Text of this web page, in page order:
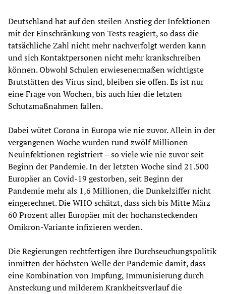
Deutschland hat auf den steilen Anstieg der Infektionen
mit der Einschränkung von Tests reagiert, so dass die
tatsächliche Zahl nicht mehr nachverfolgt werden kann
und sich Kontaktpersonen nicht mehr krankschreiben
können. Obwohl Schulen erwiesenermaßen wichtigste
Brutstätten des Virus sind, bleiben sie offen. Es ist nur
eine Frage von Wochen, bis auch hier die letzten
Schutzmaßnahmen fallen.
Dabei wütet Corona in Europa wie nie zuvor. Allein in der
vergangenen Woche wurden rund zwölf Millionen
Neuinfektionen registriert – so viele wie nie zuvor seit
Beginn der Pandemie. In der letzten Woche sind 21.500
Europäer an Covid-19 gestorben, seit Beginn der
Pandemie mehr als 1,6 Millionen, die Dunkelziffer nicht
eingerechnet. Die WHO schätzt, dass sich bis Mitte März
60 Prozent aller Europäer mit der hochansteckenden
Omikron-Variante infizieren werden.
Die Regierungen rechtfertigen ihre Durchseuchungspolitik
inmitten der höchsten Welle der Pandemie damit, dass
eine Kombination von Impfung, Immunisierung durch
Ansteckung und milderem Krankheitsverlauf die